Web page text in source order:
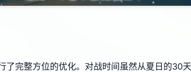
了完整方位的优化。对战时间虽然从夏日的30